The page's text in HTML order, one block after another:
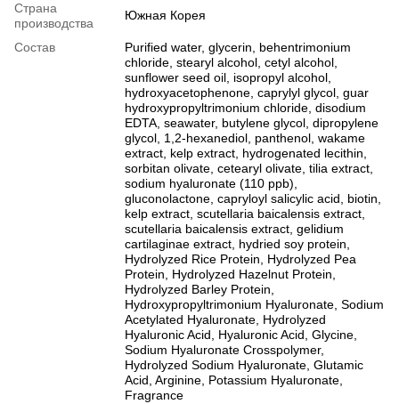
Страна
производства
Южная Корея
Состав
Purified water, glycerin, behentrimonium
chloride, stearyl alcohol, cetyl alcohol,
sunflower seed oil, isopropyl alcohol,
hydroxyacetophenone, caprylyl glycol, guar
hydroxypropyltrimonium chloride, disodium
EDTA, seawater, butylene glycol, dipropylene
glycol, 1,2-hexanediol, panthenol, wakame
extract, kelp extract, hydrogenated lecithin,
sorbitan olivate, cetearyl olivate, tilia extract,
sodium hyaluronate (110 ppb),
gluconolactone, capryloyl salicylic acid, biotin,
kelp extract, scutellaria baicalensis extract,
scutellaria baicalensis extract, gelidium
cartilaginae extract, hydried soy protein,
Hydrolyzed Rice Protein, Hydrolyzed Pea
Protein, Hydrolyzed Hazelnut Protein,
Hydrolyzed Barley Protein,
Hydroxypropyltrimonium Hyaluronate, Sodium
Acetylated Hyaluronate, Hydrolyzed
Hyaluronic Acid, Hyaluronic Acid, Glycine,
Sodium Hyaluronate Crosspolymer,
Hydrolyzed Sodium Hyaluronate, Glutamic
Acid, Arginine, Potassium Hyaluronate,
Fragrance